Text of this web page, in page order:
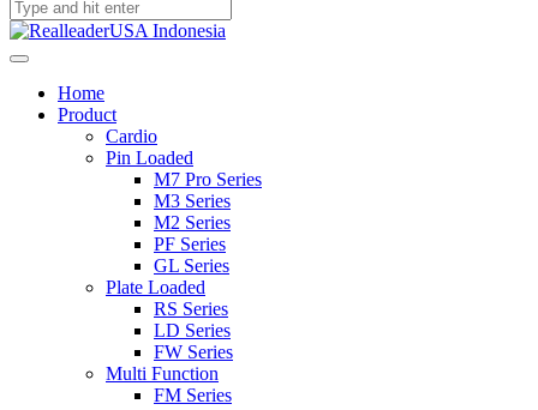
Home
Product
Cardio
Pin Loaded
M7 Pro Series
M3 Series
M2 Series
PF Series
GL Series
Plate Loaded
RS Series
LD Series
FW Series
Multi Function
FM Series